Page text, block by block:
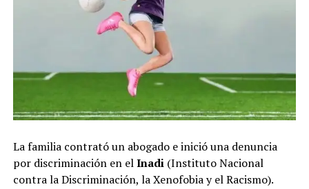
La familia contrató un abogado e inició una denuncia
por discriminación en elInadi(Instituto Nacional
contra la Discriminación, la Xenofobia y el Racismo).